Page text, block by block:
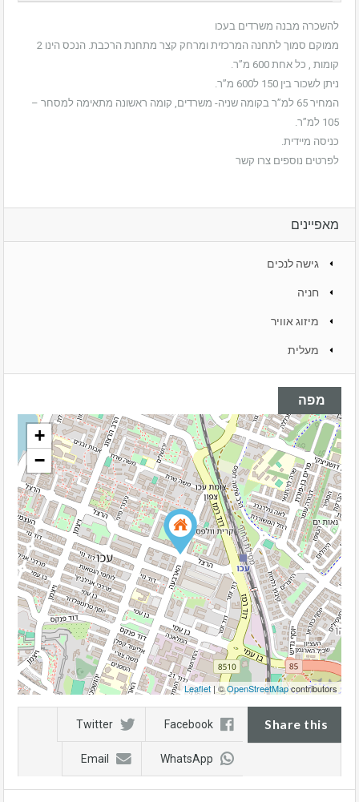
להשכרה מבנה משרדים בעכו
ממוקם סמוך לתחנה המרכזית ומרחק קצר מתחנת הרכבת. הנכס הינו 2
קומות , כל אחת 600 מ”ר.
ניתן לשכור בין 150 ל600 מ”ר.
המחיר 65 למ”ר בקומה שניה- משרדים, קומה ראשונה מתאימה למסחר –
105 למ”ר.
כניסה מיידית.
לפרטים נוספים צרו קשר
מאפיינים
גישה לנכים
חניה
מיזוג אוויר
מעלית
מפה
+
−
Leaflet | ©OpenStreetMapcontributors
Share this
Facebook
Twitter
WhatsApp
Email